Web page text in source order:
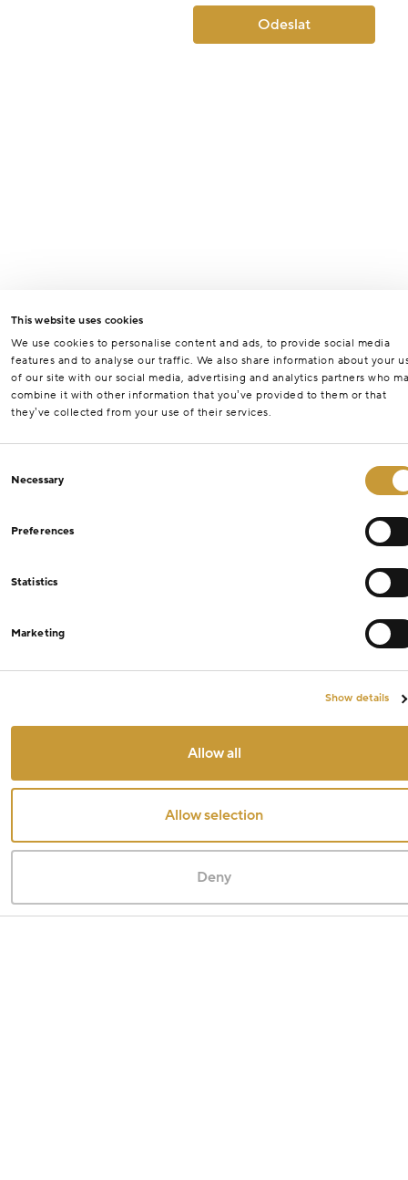
This website uses cookies
We use cookies to personalise content and ads, to provide social media
features and to analyse our traffic. We also share information about your
of our site with our social media, advertising and analytics partners who
combine it with other information that you’ve provided to them or that
they’ve collected from your use of their services.
Selection
Necessary
Preferences
Statistics
Marketing
Show details
Allow all
Allow selection
Deny
Odeslat